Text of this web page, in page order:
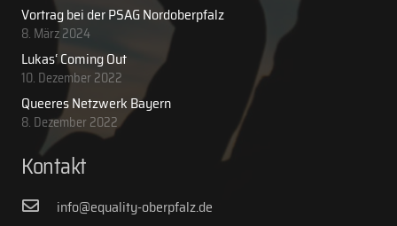
Vortrag bei der PSAG Nordoberpfalz
8. März 2024
Lukas‘ Coming Out
10. Dezember 2022
Queeres Netzwerk Bayern
8. Dezember 2022
Kontakt
info@equality-oberpfalz.de